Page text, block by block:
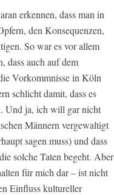
erkennen, dass man in
den Konsequenzen,
So war es vor allem
dass auch auf dem
Vorkommnisse in Köln
schlicht damit, dass es
Und ja, ich will gar nicht
Männern vergewaltigt
sagen muss) und dass
solche Taten begeht. Aber
für mich dar – ist nicht
Einfluss kultureller